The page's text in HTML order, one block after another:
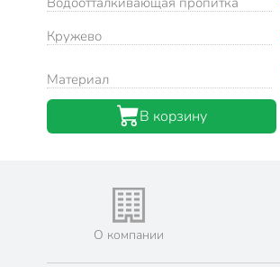
Кружево
Материал
В корзину
О компании